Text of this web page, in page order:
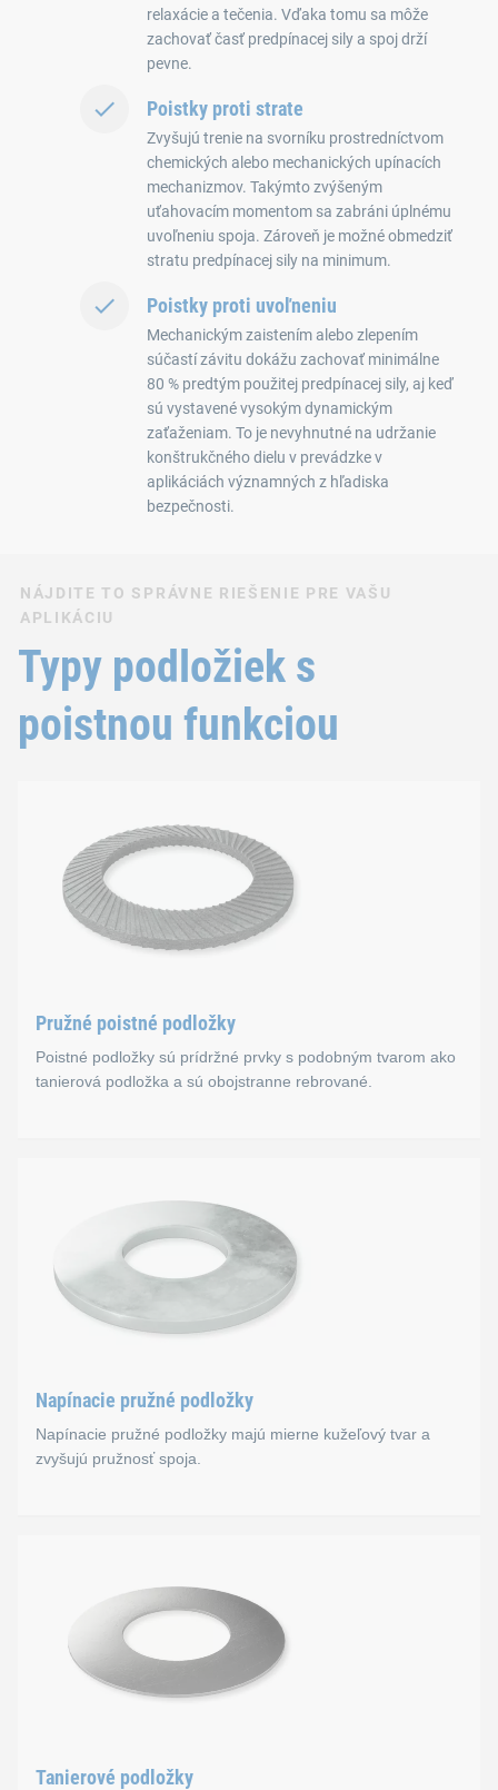
relaxácie a tečenia. Vďaka tomu sa môže
zachovať časť predpínacej sily a spoj drží
pevne.
Poistky proti strate
Zvyšujú trenie na svorníku prostredníctvom
chemických alebo mechanických upínacích
mechanizmov. Takýmto zvýšeným
uťahovacím momentom sa zabráni úplnému
uvoľneniu spoja. Zároveň je možné obmedziť
stratu predpínacej sily na minimum.
Poistky proti uvoľneniu
Mechanickým zaistením alebo zlepením
súčastí závitu dokážu zachovať minimálne
80 % predtým použitej predpínacej sily, aj keď
sú vystavené vysokým dynamickým
zaťaženiam. To je nevyhnutné na udržanie
konštrukčného dielu v prevádzke v
aplikáciách významných z hľadiska
bezpečnosti.
NÁJDITE TO SPRÁVNE RIEŠENIE PRE VAŠU
APLIKÁCIU
Typy podložiek s
poistnou funkciou
Pružné poistné podložky
Poistné podložky sú prídržné prvky s podobným tvarom ako
tanierová podložka a sú obojstranne rebrované.
Poistné podložky sú prídržné prvky s podobným tvarom
Normy
Napínacie pružné podložky
Napínacie pružné podložky majú mierne kužeľový tvar a
zvyšujú pružnosť spoja.
Napínacie pružné podložky majú mierne kužeľový tvar a
Normy
Tanierové podložky